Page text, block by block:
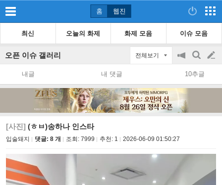
홈 웹진
최신 오늘의 화제 화제 모음 이슈 모음
오픈 이슈 갤러리 전체보기
공
지
on/off
검
색
글
쓰
내글 내 댓글 10추글
[사진] (ㅎㅂ)송하나 인스타
입술돼지 댓글: 8 개 조회: 7999 추천: 1 2026-06-09 01:50:27